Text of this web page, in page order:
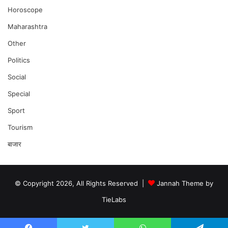
Horoscope
Maharashtra
Other
Politics
Social
Special
Sport
Tourism
बाजार
© Copyright 2026, All Rights Reserved |
Jannah Theme by
TieLabs